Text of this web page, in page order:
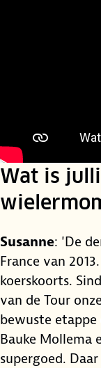
Wat is
Susanne: 'De
France van
koerskoorts.
van de Tour
bewuste etappe
Bauke Mollema
supergoed.